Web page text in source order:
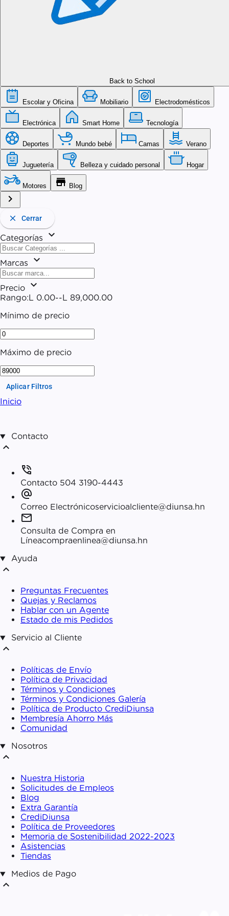
Back to School
Escolar y Oficina Mobiliario Electrodomésticos
Electrónica Smart Home Tecnología
Deportes Mundo bebé Camas Verano
Juguetería Belleza y cuidado personal Hogar
Motores store Blog
chevron_right
close Cerrar
Categorías expand_more
Marcas expand_more
Precio expand_more
Rango:L 0.00--L 89,000.00
Mínimo de precio
Máximo de precio
Aplicar Filtros
Inicio
Contacto
expand_less
phone_in_talk
Contacto 504 3190-4443
alternate_email
Correo Electrónicoservicioalcliente@diunsa.hn
mail
Consulta de Compra en
Líneacompraenlinea@diunsa.hn
Ayuda
expand_less
Preguntas Frecuentes
Quejas y Reclamos
Hablar con un Agente
Estado de mis Pedidos
Servicio al Cliente
expand_less
Políticas de Envío
Política de Privacidad
Términos y Condiciones
Términos y Condiciones Galería
Política de Producto CrediDiunsa
Membresía Ahorro Más
Comunidad
Nosotros
expand_less
Nuestra Historia
Solicitudes de Empleos
Blog
Extra Garantía
CrediDiunsa
Política de Proveedores
Memoria de Sostenibilidad 2022-2023
Asistencias
Tiendas
Medios de Pago
expand_less